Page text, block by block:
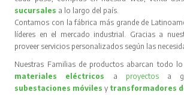
sucursales a lo largo del país.
Contamos con la fábrica más grande de
líderes en el mercado industrial. Gracias a
proveer servicios personalizados según las
Nuestras Familias de productos abarcan todo lo
materiales eléctricos
a proyectos
a
subestaciones móvilesy transformadores